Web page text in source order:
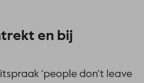
en bij
‘people don’t leave